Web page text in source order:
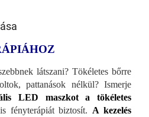
látszani? Tökéletes bőrre
pattanások nélkül? Ismerje
LED maszkot a tökéletes
fényterápiát biztosít. A kezelés